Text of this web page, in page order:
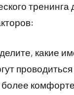
какие